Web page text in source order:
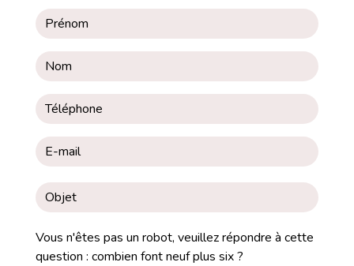
Vous n'êtes pas un robot, veuillez répondre à cette
question : combien font neuf plus six ?